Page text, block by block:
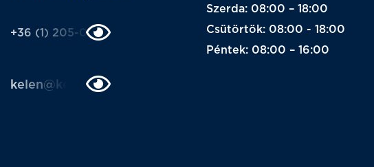
+36 (1) 205-0205
kelen@kelen.hu
Szerda: 08:00 – 18:00
Csütörtök: 08:00 - 18:00
Péntek: 08:00 – 16:00